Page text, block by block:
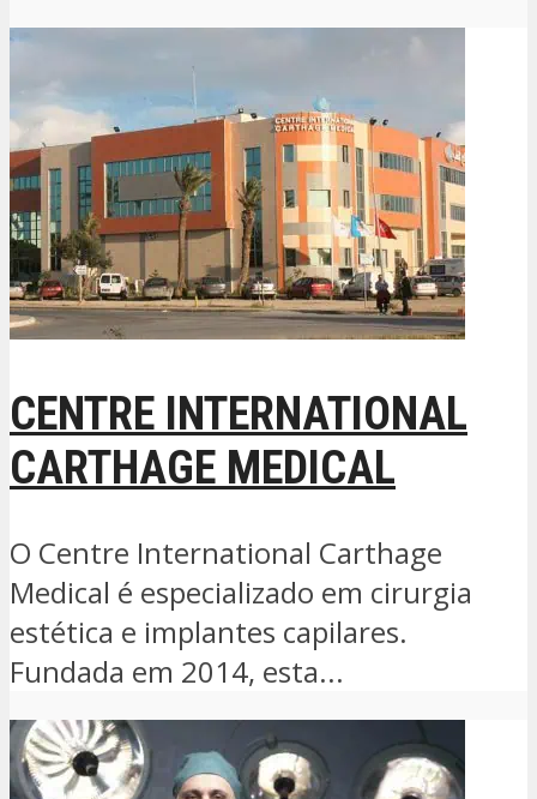
CENTRE INTERNATIONAL
CARTHAGE MEDICAL
O Centre International Carthage
Medical é especializado em cirurgia
estética e implantes capilares.
Fundada em 2014, esta...